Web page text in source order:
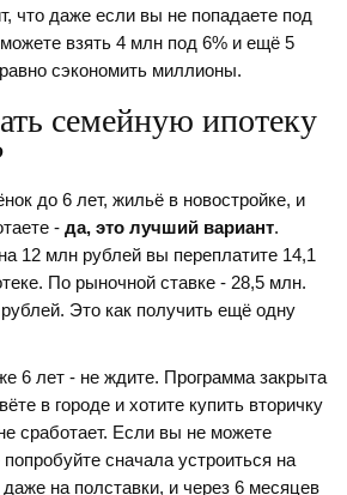
что даже если вы не попадаете под
взять 4 млн под 6% и ещё 5
сэкономить миллионы.
семейную ипотеку
до 6 лет, жильё в новостройке, и
- да, это лучший вариант.
12 млн рублей вы переплатите 14,1
По рыночной ставке - 28,5 млн.
Это как получить ещё одну
6 лет - не ждите. Программа закрыта
в городе и хотите купить вторичку
сработает. Если вы не можете
сначала устроиться на
на полставки, и через 6 месяцев